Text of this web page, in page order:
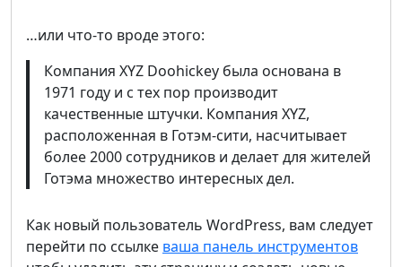
…или что-то вроде этого:
Компания XYZ Doohickey была основана в
1971 году и с тех пор производит
качественные штучки. Компания XYZ,
расположенная в Готэм-сити, насчитывает
более 2000 сотрудников и делает для жителей
Готэма множество интересных дел.
Как новый пользователь WordPress, вам следует
перейти по ссылке ваша панель инструментов